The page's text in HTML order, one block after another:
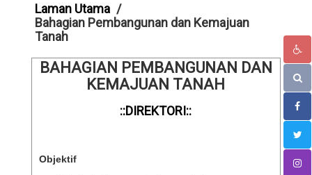
Laman Utama
Bahagian Pembangunan dan Kemajuan
Tanah
BAHAGIAN PEMBANGUNAN DAN
KEMAJUAN TANAH
::DIREKTORI::
Objektif